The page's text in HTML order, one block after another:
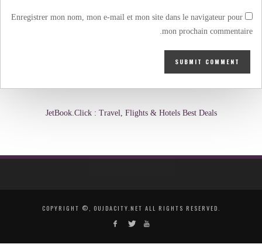
Enregistrer mon nom, mon e-mail et mon site dans le navigateur pour
mon prochain commentaire.
JetBook.Click : Travel, Flights & Hotels Best Deals
COPYRIGHT ©, OUJDACITY.NET ALL RIGHTS RESERVED.